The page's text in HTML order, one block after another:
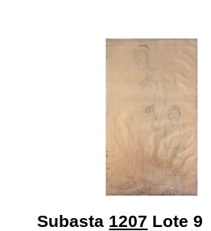
Subasta 1207 Lote 9